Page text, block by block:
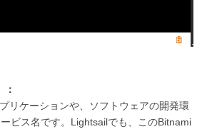
リケーションや、ソフトウェアの開発環
ビス名です。Lightsailでも、このBitnami